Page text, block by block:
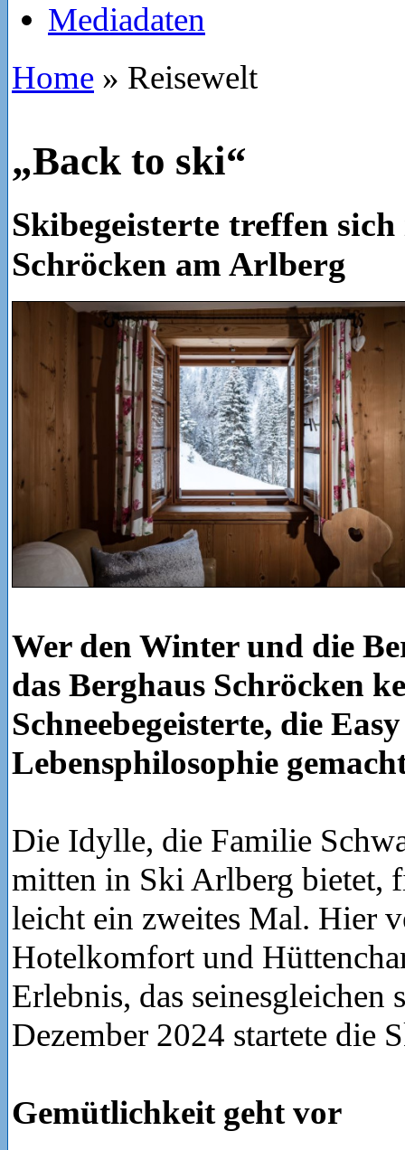
Mediadaten
Home » Reisewelt
„Back to ski“
Skibegeisterte treffen
Schröcken am Arlberg
Wer den Winter und die
das Berghaus Schröcken
Schneebegeisterte, die
Lebensphilosophie
Die Idylle, die Familie
mitten in Ski Arlberg bietet,
leicht ein zweites Mal. Hier
Hotelkomfort und
Erlebnis, das seinesgleichen
Dezember 2024 startete die
Gemütlichkeit geht vor